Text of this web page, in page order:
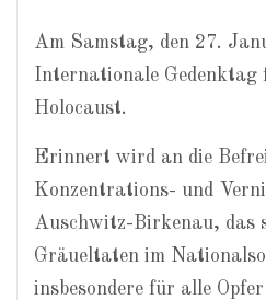
Am Samstag, den 27.
Internationale Gedenktag
Holocaust.
Erinnert wird an die
Konzentrations- und
Auschwitz-Birkenau, das
Gräueltaten im
insbesondere für alle